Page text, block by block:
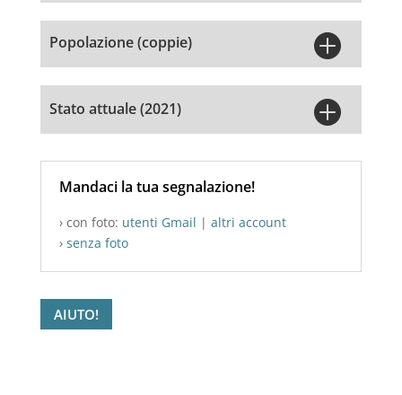
Popolazione (coppie) 
Stato attuale (2021) 
Mandaci la tua segnalazione!
› con foto: utenti Gmail | altri account
› senza foto
AIUTO!